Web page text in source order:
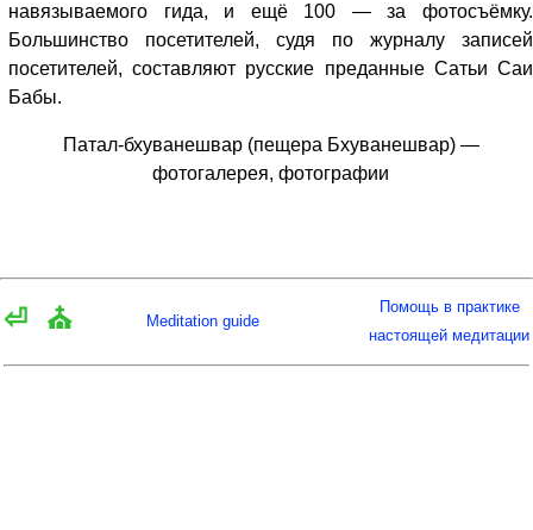
навязываемого гида, и ещё 100 — за фотосъёмку.
Большинство посетителей, судя по журналу записей
посетителей, составляют русские преданные Сатьи Саи
Бабы.
Патал-бхуванешвар (пещера Бхуванешвар) —
фотогалерея, фотографии
⏎ ⛪ Meditation guide
Помощь в практике
настоящей медитации